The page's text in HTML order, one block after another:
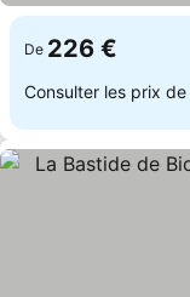
De 226 €
Consulter les prix de